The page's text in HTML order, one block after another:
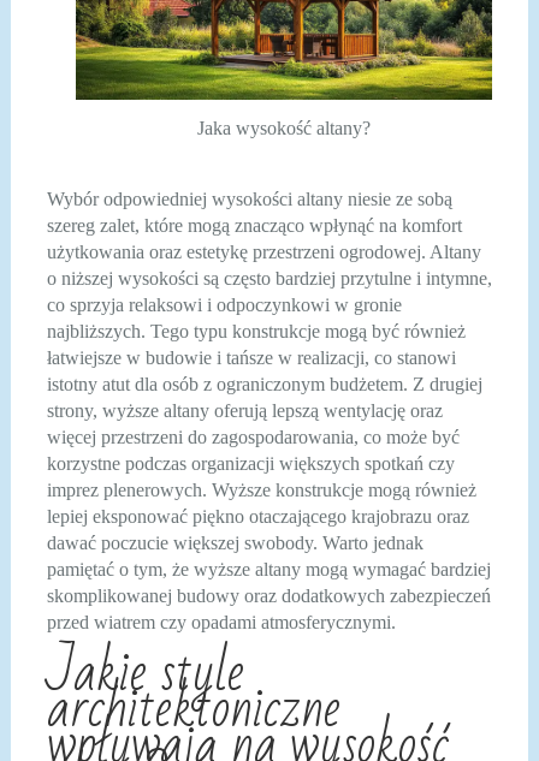
Jaka wysokość altany?
Wybór odpowiedniej wysokości altany niesie ze sobą
szereg zalet, które mogą znacząco wpłynąć na komfort
użytkowania oraz estetykę przestrzeni ogrodowej. Altany
o niższej wysokości są często bardziej przytulne i intymne,
co sprzyja relaksowi i odpoczynkowi w gronie
najbliższych. Tego typu konstrukcje mogą być również
łatwiejsze w budowie i tańsze w realizacji, co stanowi
istotny atut dla osób z ograniczonym budżetem. Z drugiej
strony, wyższe altany oferują lepszą wentylację oraz
więcej przestrzeni do zagospodarowania, co może być
korzystne podczas organizacji większych spotkań czy
imprez plenerowych. Wyższe konstrukcje mogą również
lepiej eksponować piękno otaczającego krajobrazu oraz
dawać poczucie większej swobody. Warto jednak
pamiętać o tym, że wyższe altany mogą wymagać bardziej
skomplikowanej budowy oraz dodatkowych zabezpieczeń
przed wiatrem czy opadami atmosferycznymi.
Jakie style
architektoniczne